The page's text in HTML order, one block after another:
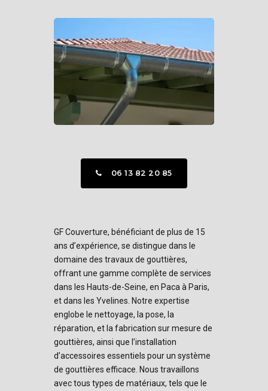
06 13 82 20 85
GF Couverture, bénéficiant de plus de 15
ans d’expérience, se distingue dans le
domaine des travaux de gouttières,
offrant une gamme complète de services
dans les Hauts-de-Seine, en Paca à Paris,
et dans les Yvelines. Notre expertise
englobe le nettoyage, la pose, la
réparation, et la fabrication sur mesure de
gouttières, ainsi que l’installation
d’accessoires essentiels pour un système
de gouttières efficace. Nous travaillons
avec tous types de matériaux, tels que le